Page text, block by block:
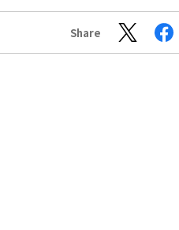
Share